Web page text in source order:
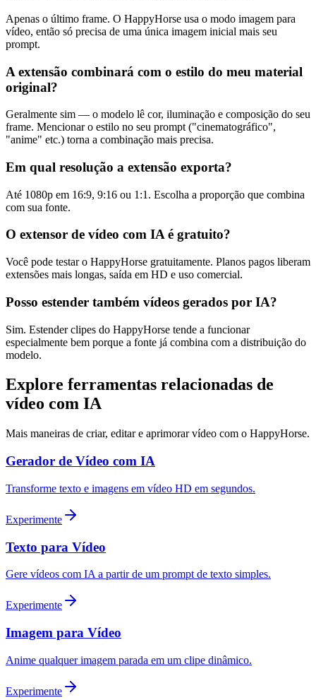
Apenas o último frame. O HappyHorse usa o modo imagem para
vídeo, então só precisa de uma única imagem inicial mais seu
prompt.
A extensão combinará com o estilo do meu material
original?
Geralmente sim — o modelo lê cor, iluminação e composição do seu
frame. Mencionar o estilo no seu prompt ("cinematográfico",
"anime" etc.) torna a combinação mais precisa.
Em qual resolução a extensão exporta?
Até 1080p em 16:9, 9:16 ou 1:1. Escolha a proporção que combina
com sua fonte.
O extensor de vídeo com IA é gratuito?
Você pode testar o HappyHorse gratuitamente. Planos pagos liberam
extensões mais longas, saída em HD e uso comercial.
Posso estender também vídeos gerados por IA?
Sim. Estender clipes do HappyHorse tende a funcionar
especialmente bem porque a fonte já combina com a distribuição do
modelo.
Explore ferramentas relacionadas de
vídeo com IA
Mais maneiras de criar, editar e aprimorar vídeo com o HappyHorse.
Gerador de Vídeo com IA
Transforme texto e imagens em vídeo HD em segundos.
Experimente
Texto para Vídeo
Gere vídeos com IA a partir de um prompt de texto simples.
Experimente
Imagem para Vídeo
Anime qualquer imagem parada em um clipe dinâmico.
Experimente